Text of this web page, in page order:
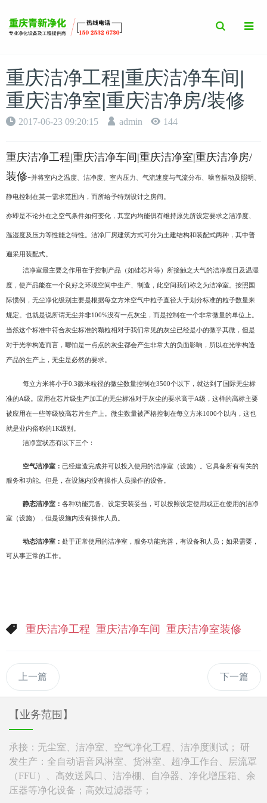
Toggle
Search
重庆洁净工程|重庆洁净车间|
重庆洁净室|重庆洁净房/装修
2017-06-23 09:20:15 admin 144
重庆洁净工程|重庆洁净车间|重庆洁净室|重庆洁净房/
装修-并将室内之温度、洁净度、室内压力、气流速度与气流分布、噪音振动及照明、
静电控制在某一需求范围内，而所给予特别设计之房间。
亦即是不论外在之空气条件如何变化，其室内均能俱有维持原先所设定要求之洁净度、
温湿度及压力等性能之特性。洁净厂房建筑方式可分为土建结构和装配式两种，其中普
遍采用装配式。
洁净室最主要之作用在于控制产品（如硅芯片等）所接触之大气的洁净度日及温湿
度，使产品能在一个良好之环境空间中生产、制造，此空间我们称之为洁净室。按照国
际惯例，无尘净化级别主要是根据每立方米空气中粒子直径大于划分标准的粒子数量来
规定。也就是说所谓无尘并非100%没有一点灰尘，而是控制在一个非常微量的单位上。
当然这个标准中符合灰尘标准的颗粒相对于我们常见的灰尘已经是小的微乎其微，但是
对于光学构造而言，哪怕是一点点的灰尘都会产生非常大的负面影响，所以在光学构造
产品的生产上，无尘是必然的要求。
每立方米将小于0.3微米粒径的微尘数量控制在3500个以下，就达到了国际无尘标
准的A级。应用在芯片级生产加工的无尘标准对于灰尘的要求高于A级，这样的高标主要
被应用在一些等级较高芯片生产上。微尘数量被严格控制在每立方米1000个以内，这也
就是业内俗称的1K级别。
洁净室状态有以下三个：
空气洁净室： 已经建造完成并可以投入使用的洁净室（设施）。它具备所有有关的
服务和功能。但是，在设施内没有操作人员操作的设备。
静态洁净室： 各种功能完备、设定安装妥当，可以按照设定使用或正在使用的洁净
室（设施），但是设施内没有操作人员。
动态洁净室： 处于正常使用的洁净室，服务功能完善，有设备和人员；如果需要，
可从事正常的工作。
重庆洁净工程 重庆洁净车间 重庆洁净室装修
上一篇 下一篇
【业务范围】
承接：无尘室、洁净室、空气净化工程、洁净度测试； 研
发生产：全自动语音风淋室、货淋室、超净工作台、层流罩
（FFU）、高效送风口、洁净棚、自净器、净化增压箱、余
压器等净化设备；高效过滤器等；